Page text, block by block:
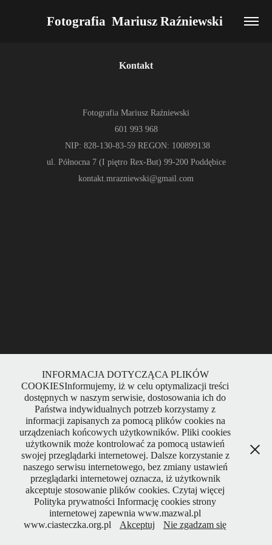
Fotografia  Mariusz Raźniewski
Kontakt
Fotografia Mariusz Raźniewski
601 993 968
NIP: 828-130-83-59 REGON: 100899138
ul. Północna 7 (I piętro Rex-But) 99-200 Poddębice
kontakt.mrazniewski@gmail.com
INFORMACJA DOTYCZĄCA PLIKÓW
COOKIESInformujemy, iż w celu optymalizacji treści
dostępnych w naszym serwisie, dostosowania ich do
Państwa indywidualnych potrzeb korzystamy z
informacji zapisanych za pomocą plików cookies na
urządzeniach końcowych użytkowników. Pliki cookies
użytkownik może kontrolować za pomocą ustawień
swojej przeglądarki internetowej. Dalsze korzystanie z
naszego serwisu internetowego, bez zmiany ustawień
przeglądarki internetowej oznacza, iż użytkownik
akceptuje stosowanie plików cookies. Czytaj więcej
Polityka prywatności Informację cookies strony
internetowej zapewnia www.mazwal.pl
www.ciasteczka.org.pl
Akceptuj Nie zgadzam się